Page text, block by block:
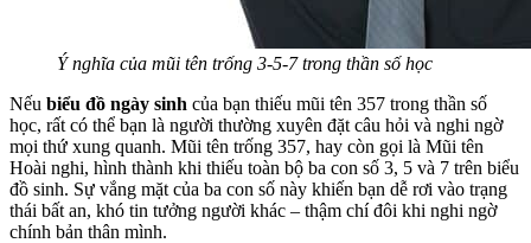
Ý nghĩa của mũi tên trống 3-5-7 trong thần số học
Nếu biểu đồ ngày sinh của bạn thiếu mũi tên 357 trong thần số
học, rất có thể bạn là người thường xuyên đặt câu hỏi và nghi ngờ
mọi thứ xung quanh. Mũi tên trống 357, hay còn gọi là Mũi tên
Hoài nghi, hình thành khi thiếu toàn bộ ba con số 3, 5 và 7 trên biểu
đồ sinh. Sự vắng mặt của ba con số này khiến bạn dễ rơi vào trạng
thái bất an, khó tin tưởng người khác – thậm chí đôi khi nghi ngờ
chính bản thân mình.